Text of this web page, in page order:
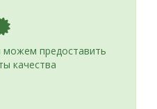
предоставить
качества